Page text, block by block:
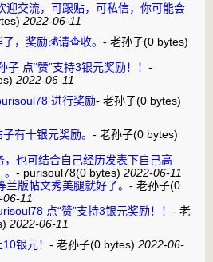
迎交流，可跟贴，可私信，你可能会
2022-06-11
，奖励💰请查收。 - 老孙子(0 bytes)
点“赞”支持3银元奖励！！ -
2022-06-11
进行奖励- 老孙子(0 bytes)
有十银元奖励。 - 老孙子(0 bytes)
，也可结合自己经历发表下自己高
- purisoul78(0 bytes) 2022-06-11
兰版帖文秀美腿就好了。 - 老孙子(0
11
点“赞”支持3银元奖励！！ - 老
2022-06-11
银元！ - 老孙子(0 bytes) 2022-06-